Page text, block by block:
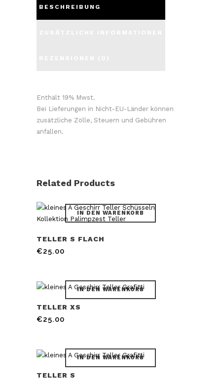
BESCHREIBUNG
Enthält 19% Mwst.
Bei Lieferungen in Nicht-EU-Länder können
zusätzliche Zölle, Steuern und Gebühren
anfallen.
Related Products
IN DEN WARENKORB
TELLER S FLACH
€25.00
IN DEN WARENKORB
TELLER XS
€25.00
IN DEN WARENKORB
TELLER S